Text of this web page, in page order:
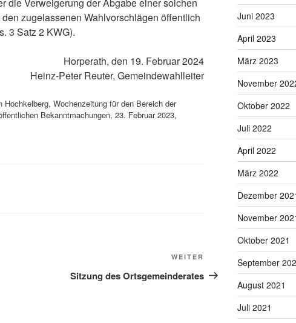
die Verweigerung der Abgabe einer solchen
zugelassenen Wahlvorschlägen öffentlich
3 Satz 2 KWG).
Horperath, den 19. Februar 2024
Heinz-Peter Reuter, Gemeindewahlleiter
Wochenzeitung für den Bereich der
Bekanntmachungen, 23. Februar 2023,
Nächster
Beitrag
WEITER
Sitzung des Ortsgemeinderates
Juni 2023
April 2023
März 2023
November
Oktober 2022
Juli 2022
April 2022
März 2022
Dezember
November
Oktober 2021
September
August 2021
Juli 2021